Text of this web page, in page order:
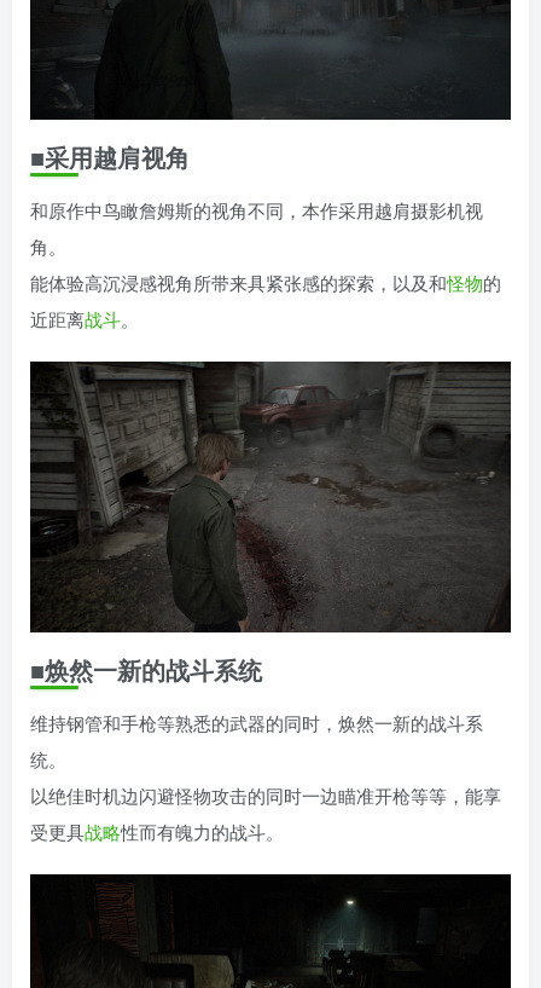
■采用越肩视角
和原作中鸟瞰詹姆斯的视角不同，本作采用越肩摄影机视
角。
能体验高沉浸感视角所带来具紧张感的探索，以及和怪物的
近距离战斗。
■焕然一新的战斗系统
维持钢管和手枪等熟悉的武器的同时，焕然一新的战斗系
统。
以绝佳时机边闪避怪物攻击的同时一边瞄准开枪等等，能享
受更具战略性而有魄力的战斗。